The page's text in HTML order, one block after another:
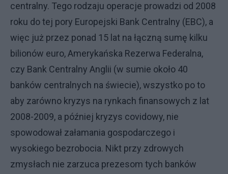
centralny. Tego rodzaju operacje prowadzi od 2008
roku do tej pory Europejski Bank Centralny (EBC), a
więc już przez ponad 15 lat na łączną sumę kilku
bilionów euro, Amerykańska Rezerwa Federalna,
czy Bank Centralny Anglii (w sumie około 40
banków centralnych na świecie), wszystko po to
aby zarówno kryzys na rynkach finansowych z lat
2008-2009, a później kryzys covidowy, nie
spowodował załamania gospodarczego i
wysokiego bezrobocia. Nikt przy zdrowych
zmysłach nie zarzuca prezesom tych banków